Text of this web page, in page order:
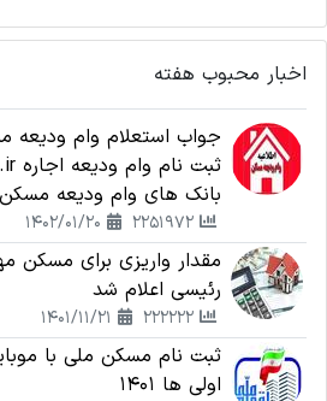
اخبار محبوب هفته
جواب استعلام وام
بانک های وام ودیعه مسکن
رئیسی اعلام شد
ثبت نام مسکن ملی با
اولی ها 1401